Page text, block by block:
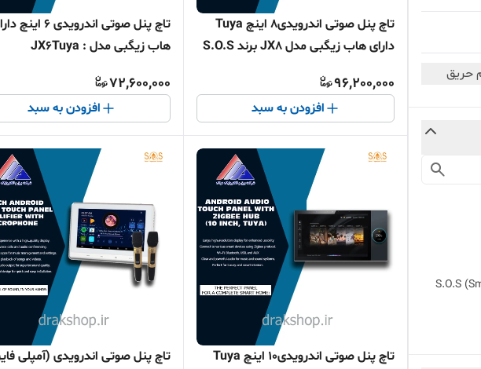
حریق
S.O.S
تاچ پنل صوتی اندرویدی8 اینچ Tuya
دارای هاب زیگبی مدل JX8 برند S.O.S
96,200,000
افزودن به سبد
تاچ پنل صوتی اندرویدی 6
هاب زیگبی مدل : JX6Tuya
72,600,000
افزودن به سبد
تاچ پنل صوتی اندرویدی10 اینچ Tuya
تاچ پنل صوتی اندرویدی (آمپلی